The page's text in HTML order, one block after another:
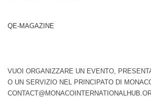
QE-MAGAZINE
VUOI ORGANIZZARE UN EVENTO,
O UN SERVIZIO NEL PRINCIPATO DI